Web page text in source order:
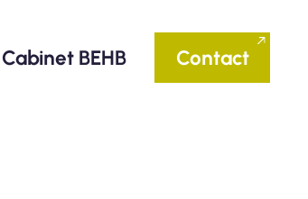
Cabinet BEHB Contact